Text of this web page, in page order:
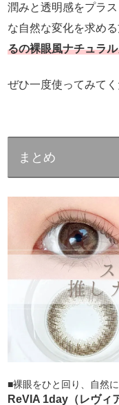
潤みと透明感をプラ
な自然な変化を求め
るの裸眼風ナチュラ
ぜひ一度使ってみて
まとめ
■裸眼をひと回り、自然
ReVIA 1day（レヴィ